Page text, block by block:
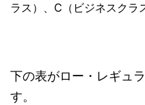
ラス）、C（ビジネスクラ
下の表がロー・レギュ
す。